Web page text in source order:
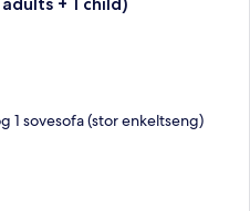
1 sovesofa (stor enkeltseng)